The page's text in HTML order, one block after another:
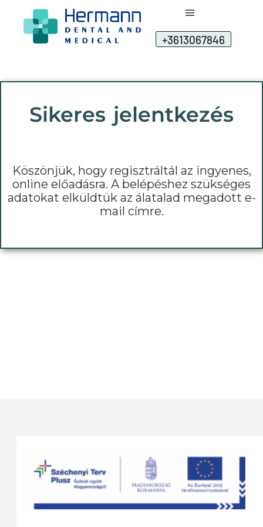
+3613067846
Sikeres jelentkezés
Köszönjük, hogy regisztráltál az ingyenes,
online előadásra. A belépéshez szükséges
adatokat elküldtük az álatalad megadott e-
mail címre.